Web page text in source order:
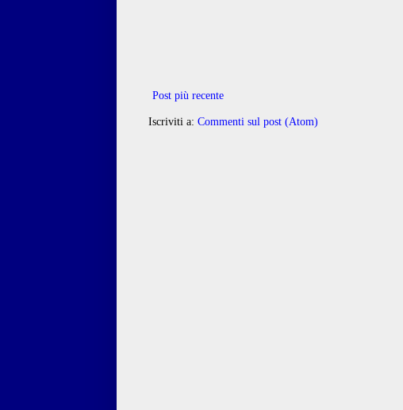
Post più recente
Iscriviti a: Commenti sul post (Atom)